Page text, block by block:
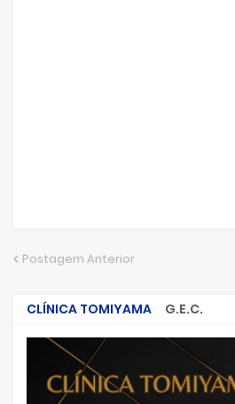
Postagem Anterior
CLÍNICA TOMIYAMA
G.E.C.
CRIMES QUE ABALARAM O BRASIL